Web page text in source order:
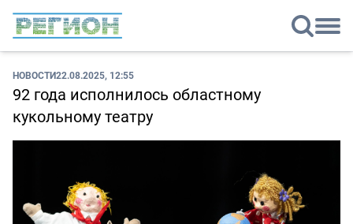
НОВОСТИ22.08.2025, 12:55
92 года исполнилось областному
кукольному театру